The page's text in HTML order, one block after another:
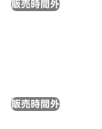
販売時間外
販売時間外